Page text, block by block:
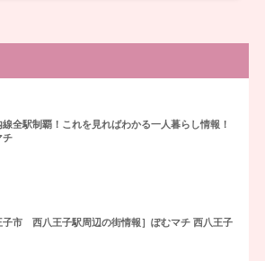
線全駅制覇！これを見ればわかる一人暮らし情報！
チ
子市 西八王子駅周辺の街情報］ぽむマチ 西八王子